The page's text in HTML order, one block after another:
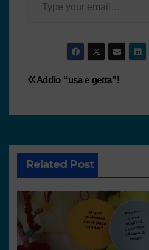
Addio “usa e getta”!
Related Post